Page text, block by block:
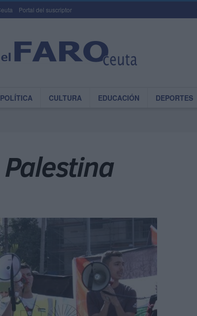
Portal del suscriptor
POLÍTICA CULTURA EDUCACIÓN DEPORTES